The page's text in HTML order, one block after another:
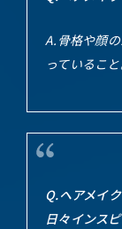
A.骨格や顔
っていること
Q.ヘアメイ
日々インス